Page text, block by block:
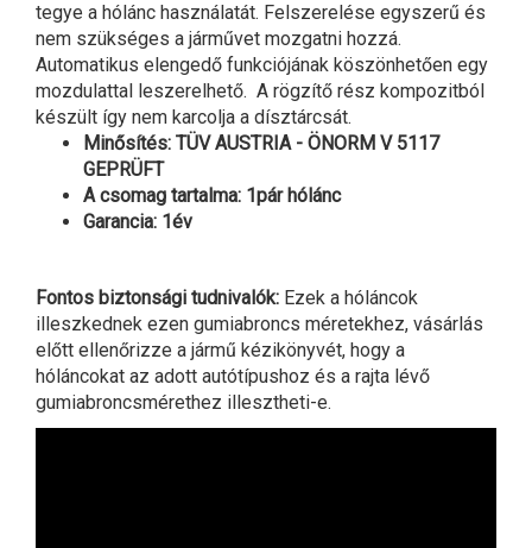
tegye a hólánc használatát. Felszerelése egyszerű és
nem szükséges a járművet mozgatni hozzá.
Automatikus elengedő funkciójának köszönhetően egy
mozdulattal leszerelhető. A rögzítő rész kompozitból
készült így nem karcolja a dísztárcsát.
Minősítés: TÜV AUSTRIA - ÖNORM V 5117
GEPRÜFT
A csomag tartalma: 1pár hólánc
Garancia: 1év
Fontos biztonsági tudnivalók: Ezek a hóláncok
illeszkednek ezen gumiabroncs méretekhez, vásárlás
előtt ellenőrizze a jármű kézikönyvét, hogy a
hóláncokat az adott autótípushoz és a rajta lévő
gumiabroncsmérethez illesztheti-e.